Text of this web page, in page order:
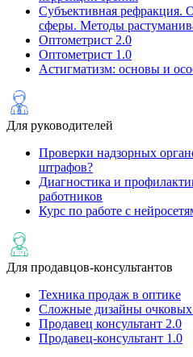
Субъективная рефракция.
сферы. Методы
Оптометрист 2.0
Оптометрист 1.0
Астигматизм: основы и
Для руководителей
Проверки надзорных
штрафов?
Диагностика и
работников
Курс по работе с
Для продавцов-консультантов
Техника продаж в оптике
Сложные дизайны очковых
Продавец консультант 2.0
Продавец-консультант 1.0